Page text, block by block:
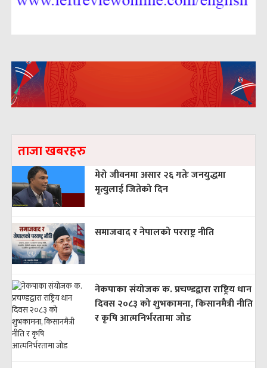
ताजा खबरहरु
मेरो जीवनमा असार २६ गतेः जनयुद्धमा
मृत्युलाई जितेको दिन
समाजवाद र नेपालको परराष्ट्र नीति
नेकपाका संयोजक क. प्रचण्डद्वारा राष्ट्रिय धान
दिवस २०८३ को शुभकामना, किसानमैत्री नीति
र कृषि आत्मनिर्भरतामा जोड